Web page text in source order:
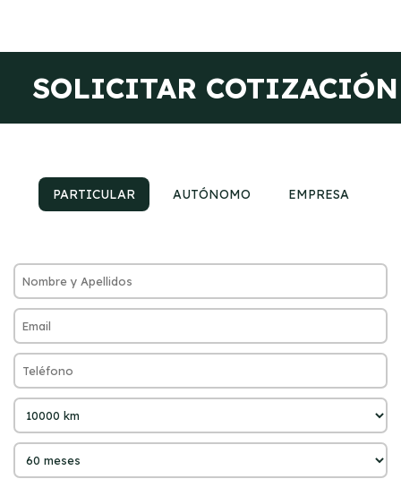
SOLICITAR COTIZACIÓN
PARTICULAR AUTÓNOMO EMPRESA